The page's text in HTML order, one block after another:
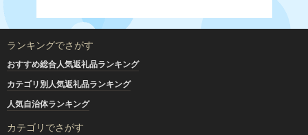
ランキングでさがす
おすすめ総合人気返礼品ランキング
カテゴリ別人気返礼品ランキング
人気自治体ランキング
カテゴリでさがす